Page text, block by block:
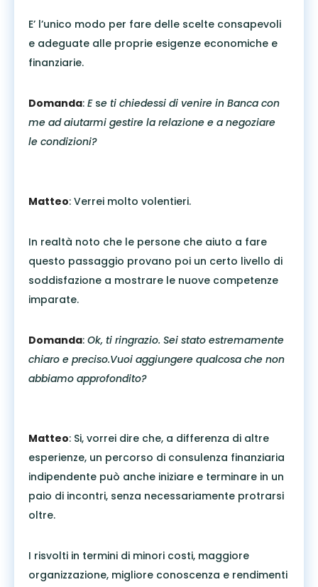
E’ l’unico modo per fare delle scelte consapevoli
e adeguate alle proprie esigenze economiche e
finanziarie.
Domanda: Ese ti chiedessi di venire in Banca con
me ad aiutarmi gestire la relazione e a negoziare
le condizioni?
Matteo: Verrei molto volentieri.
In realtà noto che le persone che aiuto a fare
questo passaggio provano poi un certo livello di
soddisfazione a mostrare le nuove competenze
imparate.
Domanda: Ok, ti ringrazio. Sei stato estremamente
chiaro e preciso.Vuoi aggiungere qualcosa che non
abbiamo approfondito?
Matteo: Si, vorrei dire che, a differenza di altre
esperienze, un percorso di consulenza finanziaria
indipendente può anche iniziare e terminare in un
paio di incontri, senza necessariamente protrarsi
oltre.
I risvolti in termini di minori costi, maggiore
organizzazione, migliore conoscenza e rendimenti